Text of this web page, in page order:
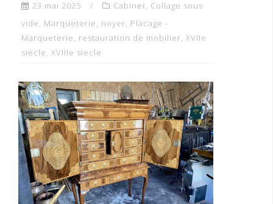
23 mai 2025 Cabinet, Collage sous
vide, Marqueterie, noyer, Placage -
Marqueterie, restauration de mobilier, XVIIe
siècle, XVIIIe siecle